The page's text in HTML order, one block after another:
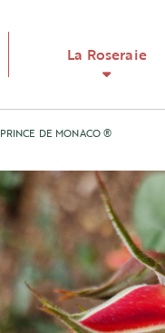
La Roseraie
PRINCE DE MONACO ®